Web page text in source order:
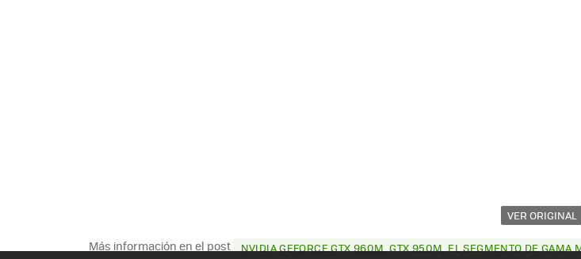
VER ORIGINAL
Más información en el post NVIDIA GEFORCE GTX 960M, GTX 950M, EL SEGMENTO DE GAMA